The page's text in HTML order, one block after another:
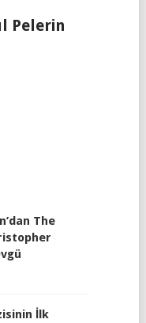
Pelerin
The
İlk